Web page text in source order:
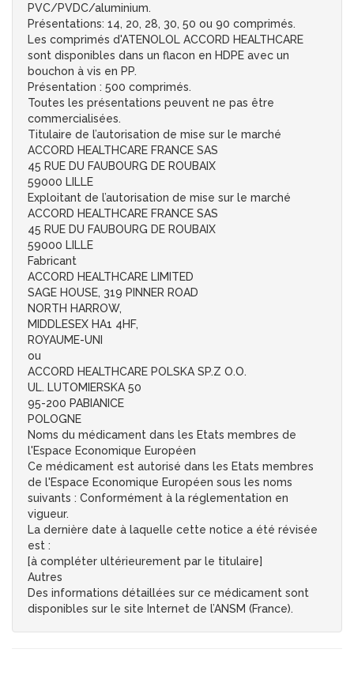
PVC/PVDC/aluminium.
Présentations: 14, 20, 28, 30, 50 ou 90 comprimés.
Les comprimés d'ATENOLOL ACCORD HEALTHCARE
sont disponibles dans un flacon en HDPE avec un
bouchon à vis en PP.
Présentation : 500 comprimés.
Toutes les présentations peuvent ne pas être
commercialisées.
Titulaire de l’autorisation de mise sur le marché
ACCORD HEALTHCARE FRANCE SAS
45 RUE DU FAUBOURG DE ROUBAIX
59000 LILLE
Exploitant de l’autorisation de mise sur le marché
ACCORD HEALTHCARE FRANCE SAS
45 RUE DU FAUBOURG DE ROUBAIX
59000 LILLE
Fabricant
ACCORD HEALTHCARE LIMITED
SAGE HOUSE, 319 PINNER ROAD
NORTH HARROW,
MIDDLESEX HA1 4HF,
ROYAUME-UNI
ou
ACCORD HEALTHCARE POLSKA SP.Z O.O.
UL. LUTOMIERSKA 50
95-200 PABIANICE
POLOGNE
Noms du médicament dans les Etats membres de
l'Espace Economique Européen
Ce médicament est autorisé dans les Etats membres
de l'Espace Economique Européen sous les noms
suivants : Conformément à la réglementation en
vigueur.
La dernière date à laquelle cette notice a été révisée
est :
[à compléter ultérieurement par le titulaire]
Autres
Des informations détaillées sur ce médicament sont
disponibles sur le site Internet de l’ANSM (France).